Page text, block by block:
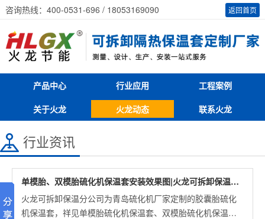
返回首页
咨询热线：400-0531-696 / 18053169090
产品中心 行业应用
工程案例
关于火龙
火龙动态 联系火龙
行业资讯
单模胎、双模胎硫化机保温套安装效果图|火龙可拆卸保温分公司
火龙可拆卸保温分公司为青岛硫化机厂家定制的胶囊胎硫化
机保温套，祥见单模胎硫化机保温套、双模胎硫化机保温套